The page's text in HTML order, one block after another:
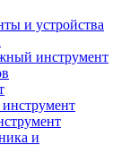
и устройства
инструмент
и